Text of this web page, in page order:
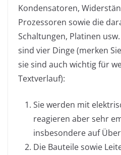
Kondensatoren,
Prozessoren sowie die
Schaltungen, Platinen
sind vier Dinge (merken
sie sind auch wichtig für
Textverlauf):
Sie werden mit
reagieren aber sehr
insbesondere auf
Die Bauteile sowie